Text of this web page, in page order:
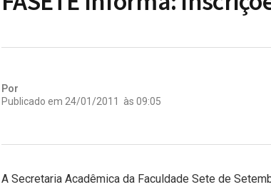
Por
Publicado em 24/01/2011 às 09:05
A Secretaria Acadêmica da Faculdade Sete de